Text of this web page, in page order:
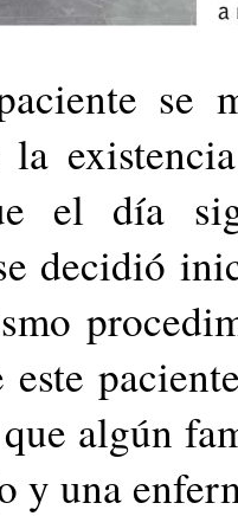
se
la
el día
decidió
algún
y una